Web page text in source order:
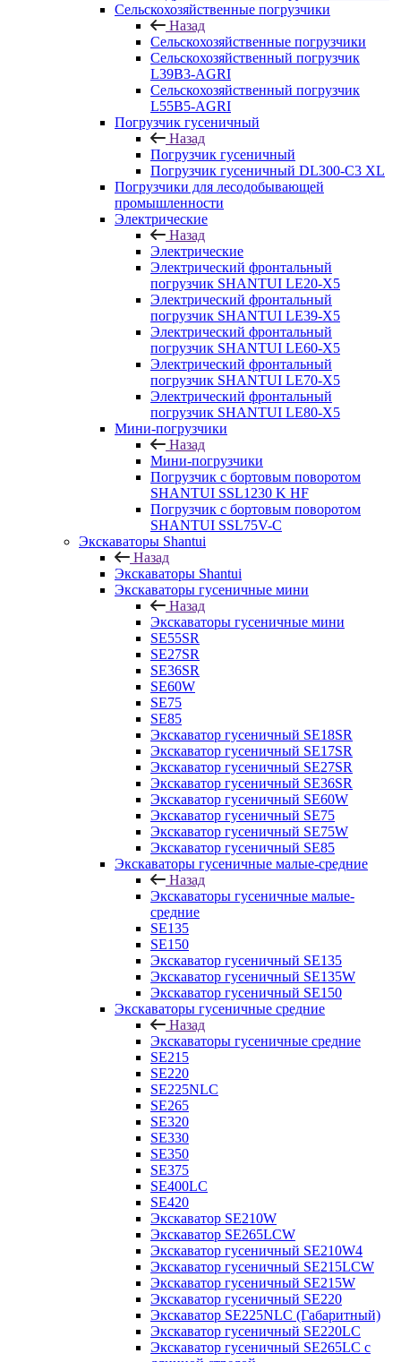
Сельскохозяйственные погрузчики
Назад
Сельскохозяйственные погрузчики
Сельскохозяйственный погрузчик
L39B3-AGRI
Сельскохозяйственный погрузчик
L55B5-AGRI
Погрузчик гусеничный
Назад
Погрузчик гусеничный
Погрузчик гусеничный DL300-C3 XL
Погрузчики для лесодобывающей
промышленности
Электрические
Назад
Электрические
Электрический фронтальный
погрузчик SHANTUI LE20-X5
Электрический фронтальный
погрузчик SHANTUI LE39-X5
Электрический фронтальный
погрузчик SHANTUI LE60-X5
Электрический фронтальный
погрузчик SHANTUI LE70-X5
Электрический фронтальный
погрузчик SHANTUI LE80-X5
Мини-погрузчики
Назад
Мини-погрузчики
Погрузчик с бортовым поворотом
SHANTUI SSL1230 K HF
Погрузчик с бортовым поворотом
SHANTUI SSL75V-C
Экскаваторы Shantui
Назад
Экскаваторы Shantui
Экскаваторы гусеничные мини
Назад
Экскаваторы гусеничные мини
SE55SR
SE27SR
SE36SR
SE60W
SE75
SE85
Экскаватор гусеничный SE18SR
Экскаватор гусеничный SE17SR
Экскаватор гусеничный SE27SR
Экскаватор гусеничный SE36SR
Экскаватор гусеничный SE60W
Экскаватор гусеничный SE75
Экскаватор гусеничный SE75W
Экскаватор гусеничный SE85
Экскаваторы гусеничные малые-средние
Назад
Экскаваторы гусеничные малые-
средние
SE135
SE150
Экскаватор гусеничный SE135
Экскаватор гусеничный SE135W
Экскаватор гусеничный SE150
Экскаваторы гусеничные средние
Назад
Экскаваторы гусеничные средние
SE215
SE220
SE225NLC
SE265
SE320
SE330
SE350
SE375
SE400LC
SE420
Экскаватор SE210W
Экскаватор SE265LCW
Экскаватор гусеничный SE210W4
Экскаватор гусеничный SE215LCW
Экскаватор гусеничный SE215W
Экскаватор гусеничный SE220
Экскаватор SE225NLC (Габаритный)
Экскаватор гусеничный SE220LC
Экскаватор гусеничный SE265LC с